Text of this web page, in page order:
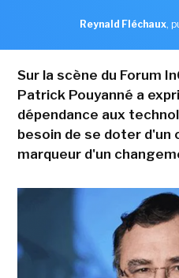
Reynald Fléchaux,
Sur la scène du Forum
Patrick Pouyanné a
dépendance aux
besoin de se doter d'un
marqueur d'un